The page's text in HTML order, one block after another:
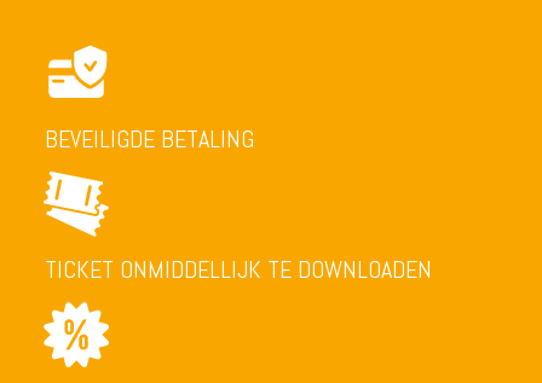
BEVEILIGDE BETALING
TICKET ONMIDDELLIJK TE DOWNLOADEN